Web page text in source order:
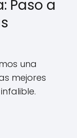
Paso a
una
mejores